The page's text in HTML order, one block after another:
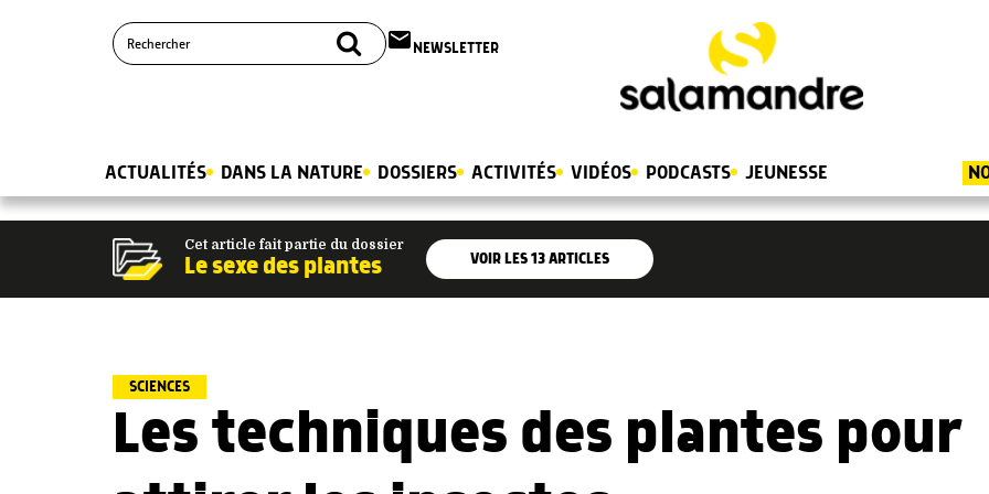
email NEWSLETTER
ACTUALITÉS DANS LA NATURE DOSSIERS ACTIVITÉS VIDÉOS PODCASTS JEUNESSE
Cet article fait partie du dossier
Le sexe des plantes VOIR LES13ARTICLES
SCIENCES
Les techniques des plantes pour